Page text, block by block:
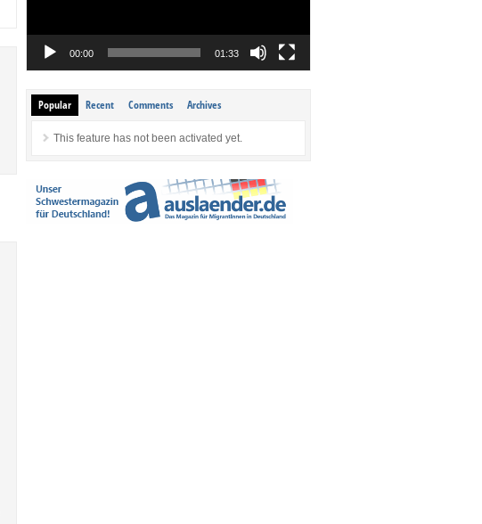
00:00 01:33
Popular Recent Comments Archives
This feature has not been activated yet.